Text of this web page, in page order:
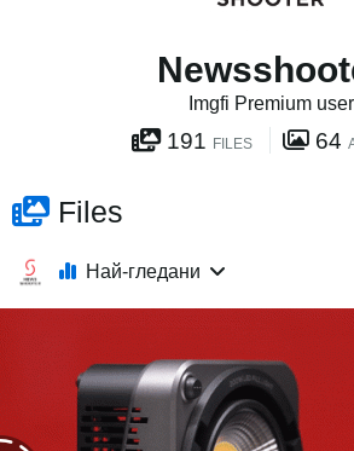
Imgfi Premium user
191 FILES 64
Files
Най-гледани